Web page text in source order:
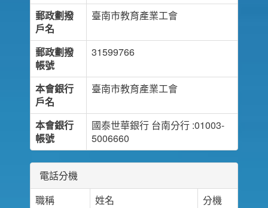
郵政劃撥
戶名
臺南市教育產業工會
郵政劃撥
帳號
31599766
本會銀行
戶名
臺南市教育產業工會
本會銀行
帳號
國泰世華銀行 台南分行 :01003-
5006660
電話分機
職稱
姓名
分機